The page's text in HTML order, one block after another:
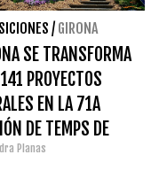
/ GIRONA
SE TRANSFORMA
PROYECTOS
EN LA 71A
DE TEMPS DE
2026
Planas